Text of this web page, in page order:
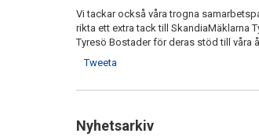
Vi tackar också våra trogna
rikta ett extra tack till SkandiaMäklarna
Tyresö Bostader för deras stöd till våra
Tweeta
Nyhetsarkiv